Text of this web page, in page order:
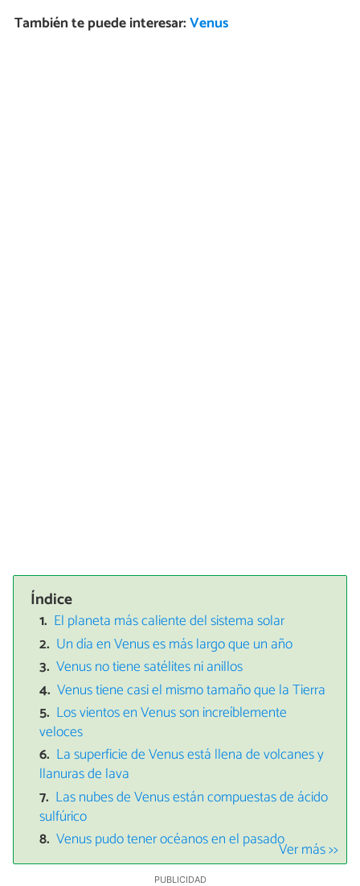
También te puede interesar:Venus
Índice
El planeta más caliente del sistema solar
Un día en Venus es más largo que un año
Venus no tiene satélites ni anillos
Venus tiene casi el mismo tamaño que la Tierra
Los vientos en Venus son increíblemente
veloces
La superficie de Venus está llena de volcanes y
llanuras de lava
Las nubes de Venus están compuestas de ácido
sulfúrico
Venus pudo tener océanos en el pasadoVer más >>